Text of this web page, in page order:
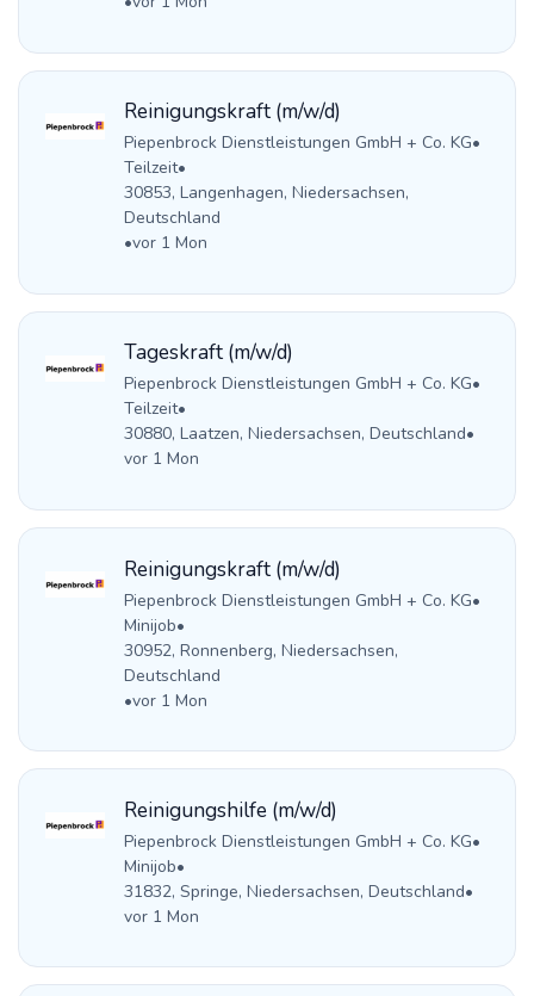
Reinigungskraft (m/w/d)
Piepenbrock Dienstleistungen GmbH + Co. KG•
Teilzeit•
30853, Langenhagen, Niedersachsen,
Deutschland
•vor 1 Mon
Tageskraft (m/w/d)
Piepenbrock Dienstleistungen GmbH + Co. KG•
Teilzeit•
30880, Laatzen, Niedersachsen, Deutschland•
vor 1 Mon
Reinigungskraft (m/w/d)
Piepenbrock Dienstleistungen GmbH + Co. KG•
Minijob•
30952, Ronnenberg, Niedersachsen,
Deutschland
•vor 1 Mon
Reinigungshilfe (m/w/d)
Piepenbrock Dienstleistungen GmbH + Co. KG•
Minijob•
31832, Springe, Niedersachsen, Deutschland•
vor 1 Mon